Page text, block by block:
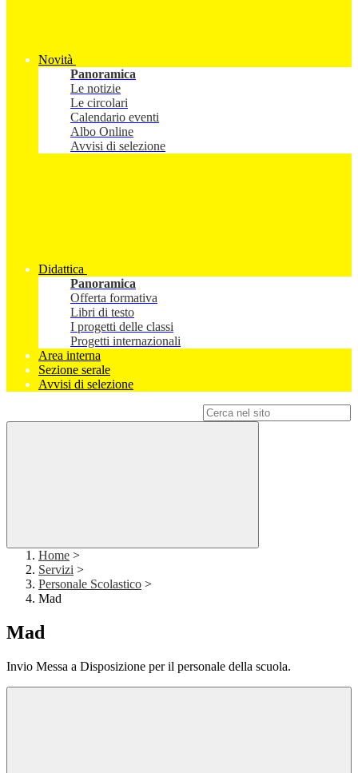
Novità
Panoramica
Le notizie
Le circolari
Calendario eventi
Albo Online
Avvisi di selezione
Didattica
Panoramica
Offerta formativa
Libri di testo
I progetti delle classi
Progetti internazionali
Area interna
Sezione serale
Avvisi di selezione
Home >
Servizi >
Personale Scolastico >
Mad
Mad
Invio Messa a Disposizione per il personale della scuola.